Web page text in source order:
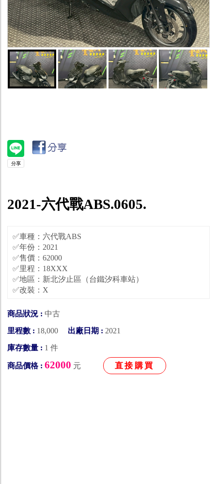
2021-六代戰ABS.0605.
✅車種：六代戰ABS
✅年份：2021
✅售價：62000
✅里程：18XXX
✅地區：新北汐止區（台鐵汐科車站）
✅改裝：X
商品狀況 : 中古
里程數 : 18,000 出廠日期 : 2021
庫存數量 : 1 件
商品價格 : 62000 元 直接購買